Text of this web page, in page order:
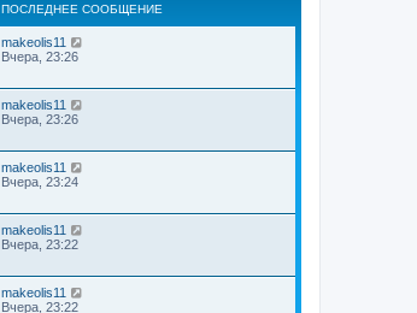
ПОСЛЕДНЕЕ СООБЩЕНИЕ
makeolis11
Вчера, 23:26
makeolis11
Вчера, 23:26
makeolis11
Вчера, 23:24
makeolis11
Вчера, 23:22
makeolis11
Вчера, 23:22